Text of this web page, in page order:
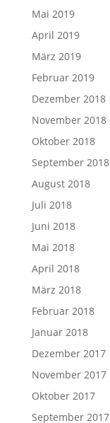
Mai 2019
April 2019
März 2019
Februar 2019
Dezember 2018
November 2018
Oktober 2018
September 2018
August 2018
Juli 2018
Juni 2018
Mai 2018
April 2018
März 2018
Februar 2018
Januar 2018
Dezember 2017
November 2017
Oktober 2017
September 2017